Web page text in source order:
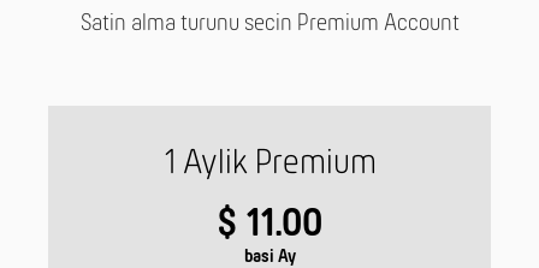
Satin alma turunu secin Premium Account
1 Aylik Premium
$ 11.00
basi Ay